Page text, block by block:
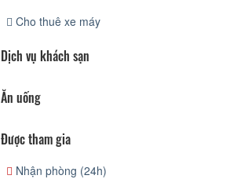
Cho thuê xe máy
Dịch vụ khách sạn
Ăn uống
Được tham gia
Nhận phòng (24h)